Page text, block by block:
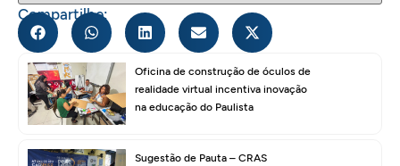
Compartilhe:
Oficina de construção de óculos de
realidade virtual incentiva inovação
na educação do Paulista
Sugestão de Pauta – CRAS